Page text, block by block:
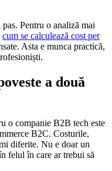
Pentru o analiză mai
cum se calculează cost per
Asta e munca practică,
a două
o companie B2B tech este
B2C. Costurile,
diferite. Nu e doar un
felul în care ar trebui să